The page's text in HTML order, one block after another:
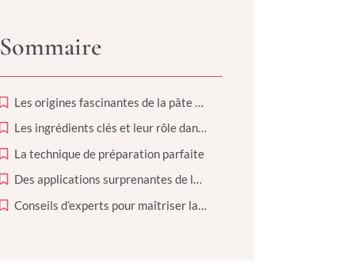
Sommaire
Les ingrédients clés et leur rôle dans la pâte à choux
La technique de préparation parfaite
Des applications surprenantes de la pâte à choux